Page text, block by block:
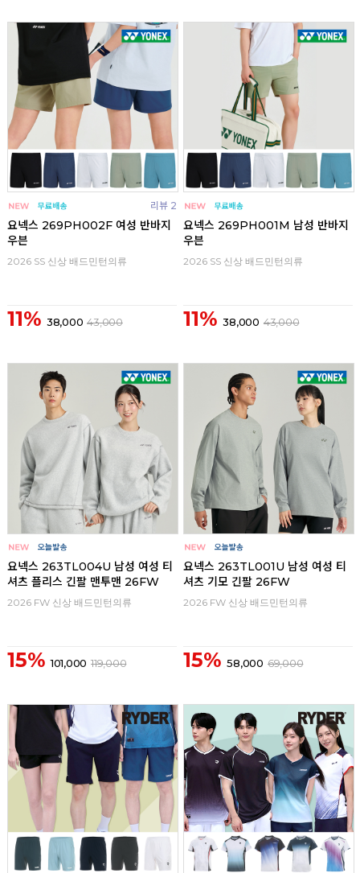
리뷰 2
요넥스 269PH002F 여성 반바지
우븐
2026 SS 신상 배드민턴의류
11% 38,000 43,000
요넥스 269PH001M 남성 반바지
우븐
2026 SS 신상 배드민턴의류
11% 38,000 43,000
요넥스 263TL004U 남성 여성 티
셔츠 플리스 긴팔 맨투맨 26FW
2026 FW 신상 배드민턴의류
15% 101,000 119,000
요넥스 263TL001U 남성 여성 티
셔츠 기모 긴팔 26FW
2026 FW 신상 배드민턴의류
15% 58,000 69,000